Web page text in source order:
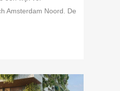
Amsterdam Noord. De